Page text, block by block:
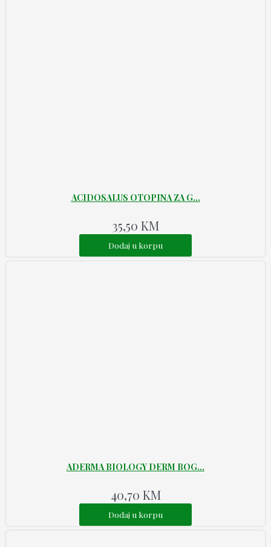
ACIDOSALUS OTOPINA ZA G...
35,50 KM
Dodaj u korpu
ADERMA BIOLOGY DERM BOG...
40,70 KM
Dodaj u korpu